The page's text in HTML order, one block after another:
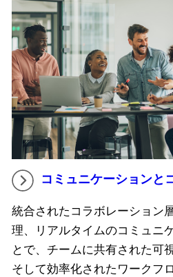
コミュニケーションと
統合されたコラボレーション
理、リアルタイムのコミュニ
とで、チームに共有された可
そして効率化されたワークフ